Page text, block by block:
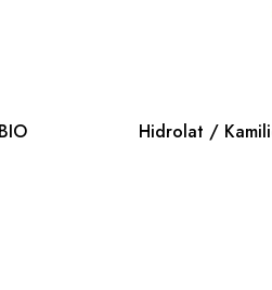
BIO Hidrolat